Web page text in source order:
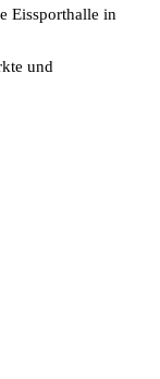
Eissporthalle in
und